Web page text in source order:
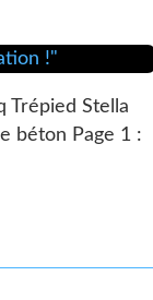
Trépied Stella
béton Page 1 :